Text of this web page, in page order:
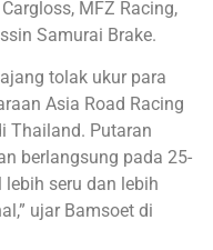
MFZ Racing,
Samurai Brake.
tolak ukur para
Asia Road Racing
Thailand. Putaran
berlangsung pada 25-
seru dan lebih
ujar Bamsoet di